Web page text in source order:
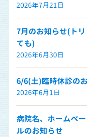
2026年7月21日
7月のお知らせ(ト
ても)
2026年6月30日
6/6(土)臨時休診の
2026年6月1日
病院名、ホームペ
ルのお知らせ